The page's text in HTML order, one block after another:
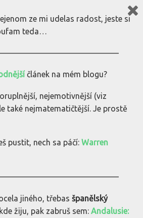
ze mi udelas radost, jeste si
teda…
článek na mém blogu?
nejemotivnější (viz
také nejmatematičtější. Je prostě
pustit, nech sa páčí: Warren
jiného, třebas španělský
žiju, pak zabruš sem: Andalusie: